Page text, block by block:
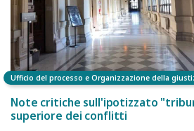
Ufficio del processo e Organizzazione della
Note critiche sull'ipotizzato
superiore dei conflitti